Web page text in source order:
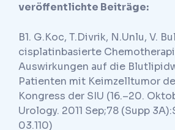
veröffentlichte Beiträge:
B1. G.Koc, T.Divrik, N.Unlu, V.
cisplatinbasierte
Auswirkungen auf die
Patienten mit Keimzelltumor
Kongress der SIU (16.–20.
Urology. 2011 Sep;78 (Supp
03.110)